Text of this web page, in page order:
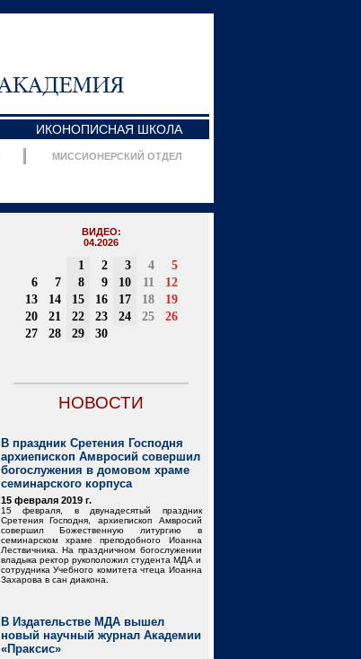
ИКОНОПИСНАЯ ШКОЛА
МИССИОНЕРСКИЙ ОТДЕЛ
ВИДЕО:
04.2026
1 2 3 4
5
6
7 8 9 10 11
12
13
14 15 16 17 18
19
20
21 22 23 24 25
26
27
28 29 30
НОВОСТИ
В праздник Сретения Господня
архиепископ Амвросий совершил
богослужения в домовом храме
семинарского корпуса
15 февраля 2019 г.
15 февраля, в двунадесятый праздник
Сретения Господня, архиепископ Амвросий
совершил Божественную литургию в
семинарском храме преподобного Иоанна
Лествичника. На праздничном богослужении
владыка ректор рукоположил студента МДА и
сотрудника Учебного комитета чтеца Иоанна
Захарова в сан диакона.
В Издательстве МДА вышел
новый научный журнал Академии
«Праксис»